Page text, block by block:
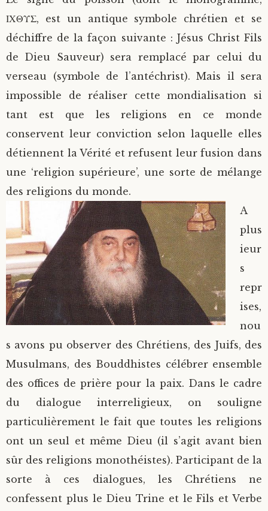
ΙΧΘΥΣ, est un antique symbole chrétien et se
déchiffre de la façon suivante : Jésus Christ Fils
de Dieu Sauveur) sera remplacé par celui du
verseau (symbole de l’antéchrist). Mais il sera
impossible de réaliser cette mondialisation si
tant est que les religions en ce monde
conservent leur conviction selon laquelle elles
détiennent la Vérité et refusent leur fusion dans
une ‘religion supérieure’, une sorte de mélange
des religions du monde.
A
plus
ieur
s
repr
ises,
nou
s avons pu observer des Chrétiens, des Juifs, des
Musulmans, des Bouddhistes célébrer ensemble
des offices de prière pour la paix. Dans le cadre
du dialogue interreligieux, on souligne
particulièrement le fait que toutes les religions
ont un seul et même Dieu (il s’agit avant bien
sûr des religions monothéistes). Participant de la
sorte à ces dialogues, les Chrétiens ne
confessent plus le Dieu Trine et le Fils et Verbe